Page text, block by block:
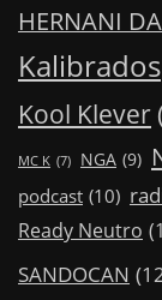
HERNANI
Kalibrados
Kool Klever
MC K (7) NGA (9)
podcast (10)
Ready Neutro
SANDOCAN